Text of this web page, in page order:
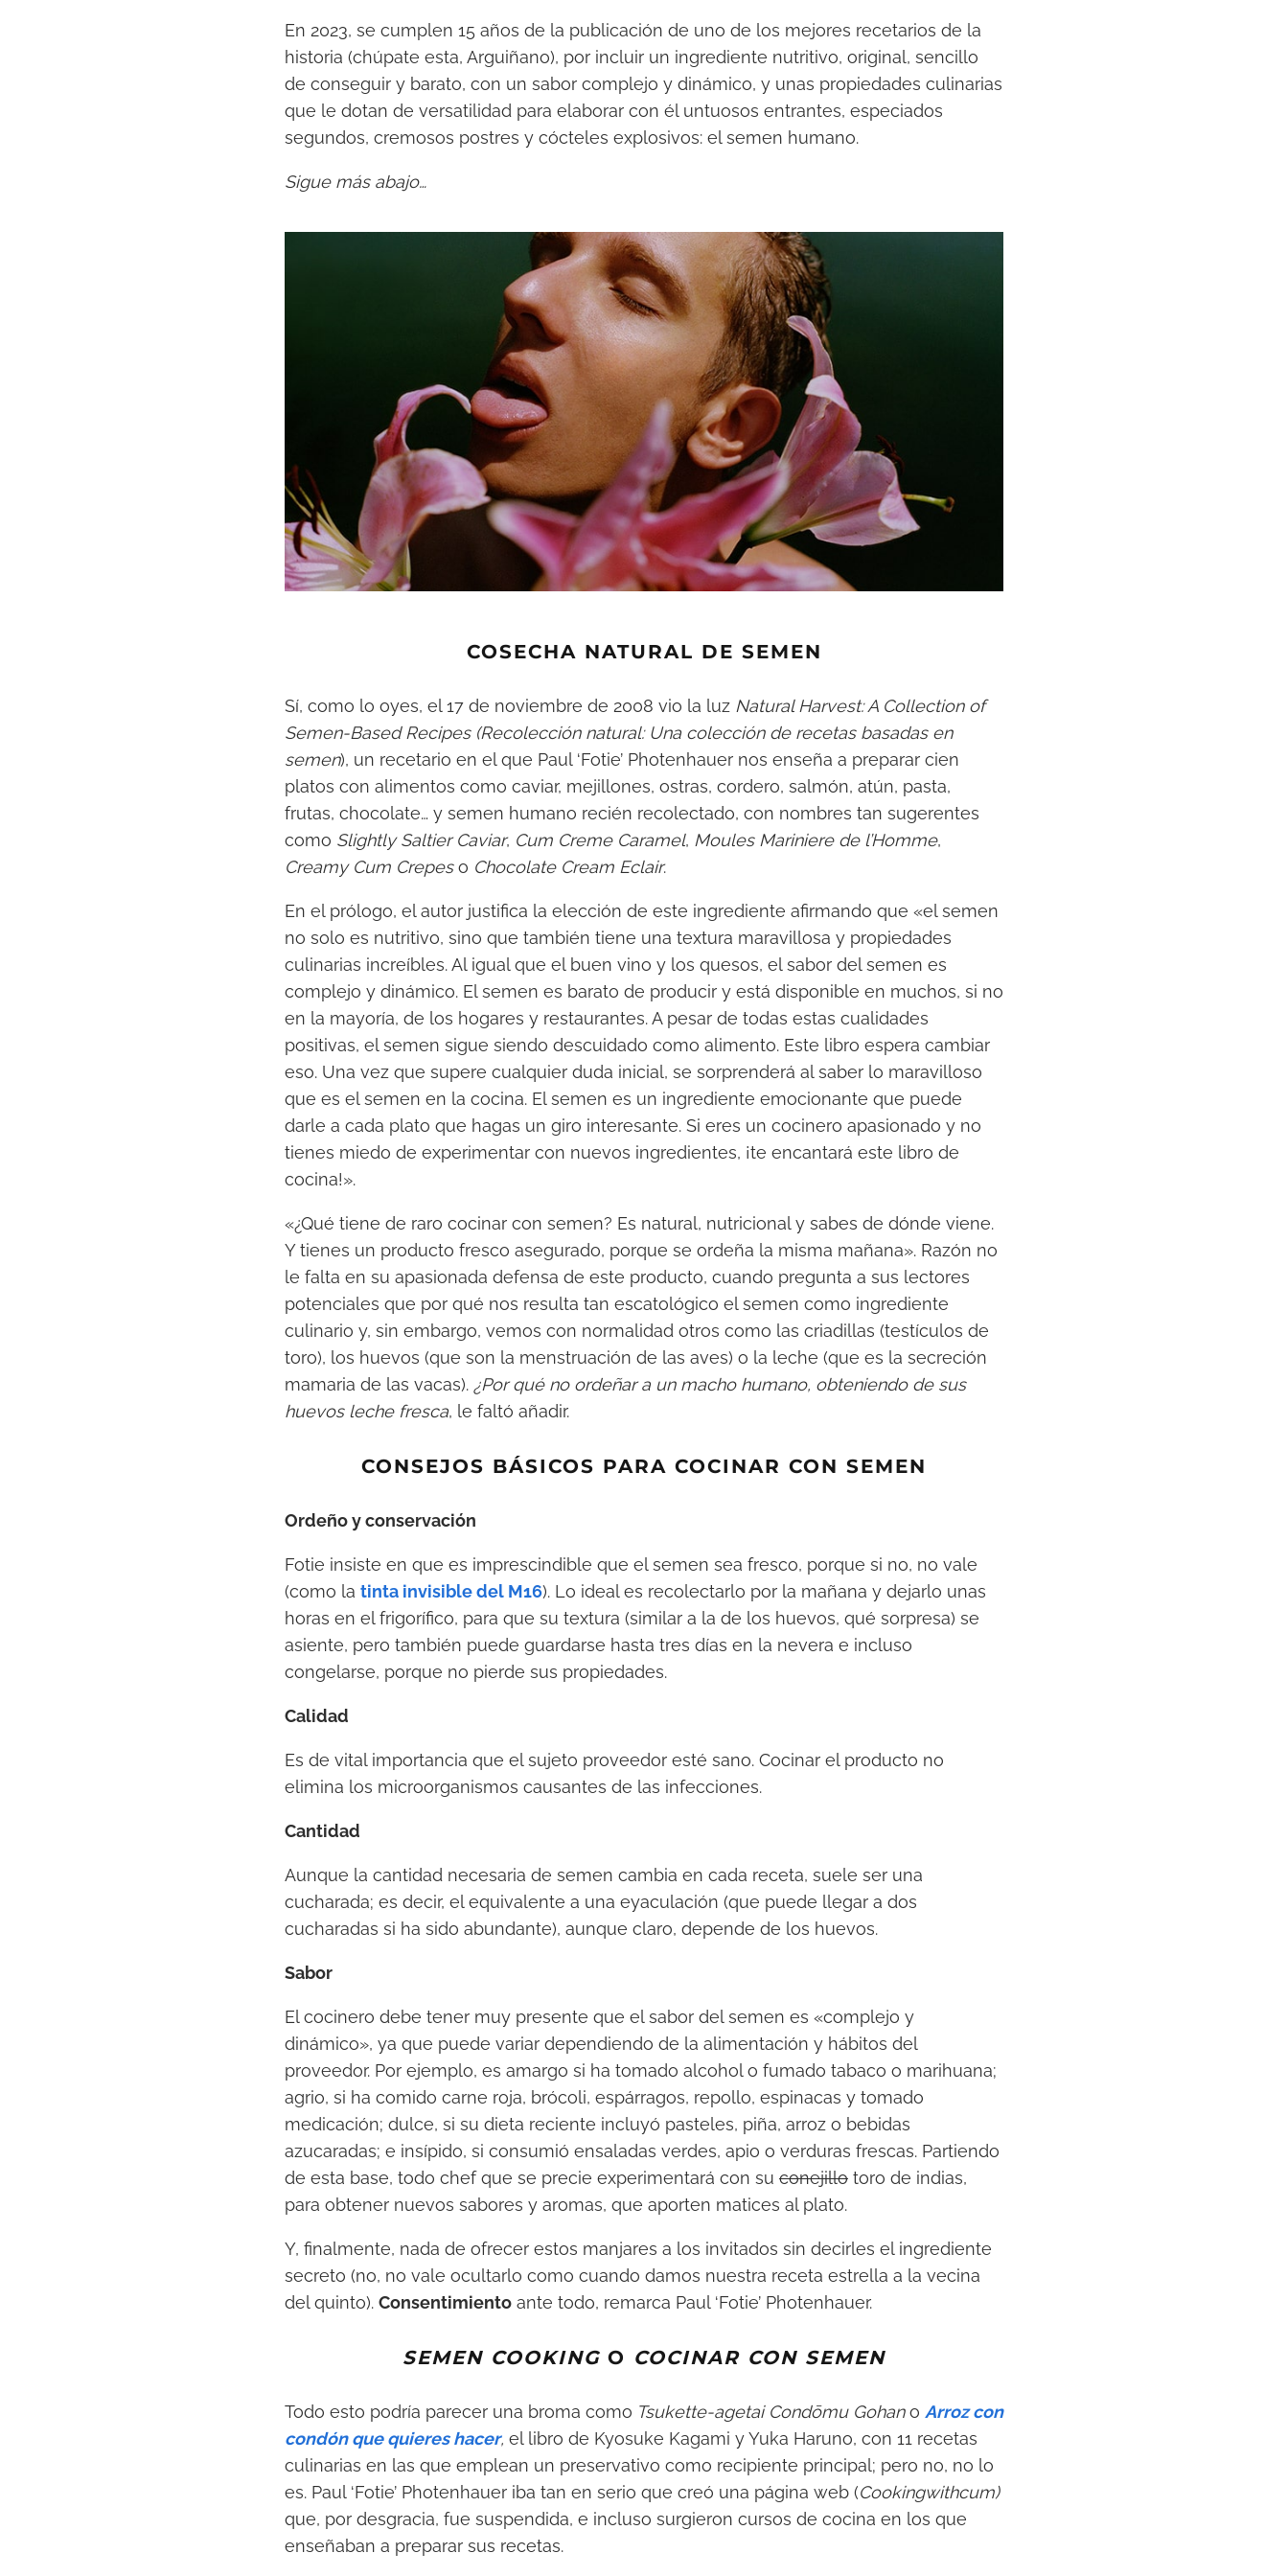
En 2023, se cumplen 15 años de la publicación de uno de los mejores recetarios de la
historia (chúpate esta, Arguiñano), por incluir un ingrediente nutritivo, original, sencillo
de conseguir y barato, con un sabor complejo y dinámico, y unas propiedades culinarias
que le dotan de versatilidad para elaborar con él untuosos entrantes, especiados
segundos, cremosos postres y cócteles explosivos: el semen humano.
Sigue más abajo…
COSECHA NATURAL DE SEMEN
Sí, como lo oyes, el 17 de noviembre de 2008 vio la luz Natural Harvest: A Collection of
Semen-Based Recipes (Recolección natural: Una colección de recetas basadas en
semen), un recetario en el que Paul ‘Fotie’ Photenhauer nos enseña a preparar cien
platos con alimentos como caviar, mejillones, ostras, cordero, salmón, atún, pasta,
frutas, chocolate… y semen humano recién recolectado, con nombres tan sugerentes
como Slightly Saltier Caviar, Cum Creme Caramel, Moules Mariniere de l’Homme,
Creamy Cum Crepeso Chocolate Cream Eclair.
En el prólogo, el autor justifica la elección de este ingrediente afirmando que «el semen
no solo es nutritivo, sino que también tiene una textura maravillosa y propiedades
culinarias increíbles. Al igual que el buen vino y los quesos, el sabor del semen es
complejo y dinámico. El semen es barato de producir y está disponible en muchos, si no
en la mayoría, de los hogares y restaurantes. A pesar de todas estas cualidades
positivas, el semen sigue siendo descuidado como alimento. Este libro espera cambiar
eso. Una vez que supere cualquier duda inicial, se sorprenderá al saber lo maravilloso
que es el semen en la cocina. El semen es un ingrediente emocionante que puede
darle a cada plato que hagas un giro interesante. Si eres un cocinero apasionado y no
tienes miedo de experimentar con nuevos ingredientes, ¡te encantará este libro de
cocina!».
«¿Qué tiene de raro cocinar con semen? Es natural, nutricional y sabes de dónde viene.
Y tienes un producto fresco asegurado, porque se ordeña la misma mañana». Razón no
le falta en su apasionada defensa de este producto, cuando pregunta a sus lectores
potenciales que por qué nos resulta tan escatológico el semen como ingrediente
culinario y, sin embargo, vemos con normalidad otros como las criadillas (testículos de
toro), los huevos (que son la menstruación de las aves) o la leche (que es la secreción
mamaria de las vacas). ¿Por qué no ordeñar a un macho humano, obteniendo de sus
huevos leche fresca, le faltó añadir.
CONSEJOS BÁSICOS PARA COCINAR CON SEMEN
Ordeño y conservación
Fotie insiste en que es imprescindible que el semen sea fresco, porque si no, no vale
(como la tinta invisible del M16). Lo ideal es recolectarlo por la mañana y dejarlo unas
horas en el frigorífico, para que su textura (similar a la de los huevos, qué sorpresa) se
asiente, pero también puede guardarse hasta tres días en la nevera e incluso
congelarse, porque no pierde sus propiedades.
Calidad
Es de vital importancia que el sujeto proveedor esté sano. Cocinar el producto no
elimina los microorganismos causantes de las infecciones.
Cantidad
Aunque la cantidad necesaria de semen cambia en cada receta, suele ser una
cucharada; es decir, el equivalente a una eyaculación (que puede llegar a dos
cucharadas si ha sido abundante), aunque claro, depende de los huevos.
Sabor
El cocinero debe tener muy presente que el sabor del semen es «complejo y
dinámico», ya que puede variar dependiendo de la alimentación y hábitos del
proveedor. Por ejemplo, es amargo si ha tomado alcohol o fumado tabaco o marihuana;
agrio, si ha comido carne roja, brócoli, espárragos, repollo, espinacas y tomado
medicación; dulce, si su dieta reciente incluyó pasteles, piña, arroz o bebidas
azucaradas; e insípido, si consumió ensaladas verdes, apio o verduras frescas. Partiendo
de esta base, todo chef que se precie experimentará con su conejillo toro de indias,
para obtener nuevos sabores y aromas, que aporten matices al plato.
Y, finalmente, nada de ofrecer estos manjares a los invitados sin decirles el ingrediente
secreto (no, no vale ocultarlo como cuando damos nuestra receta estrella a la vecina
del quinto). Consentimiento ante todo, remarca Paul ‘Fotie’ Photenhauer.
SEMEN COOKING O COCINAR CON SEMEN
Todo esto podría parecer una broma como Tsukette-agetai Condōmu Gohano Arroz con
condón que quieres hacer, el libro de Kyosuke Kagami y Yuka Haruno, con 11 recetas
culinarias en las que emplean un preservativo como recipiente principal; pero no, no lo
es. Paul ‘Fotie’ Photenhauer iba tan en serio que creó una página web (Cookingwithcum)
que, por desgracia, fue suspendida, e incluso surgieron cursos de cocina en los que
enseñaban a preparar sus recetas.